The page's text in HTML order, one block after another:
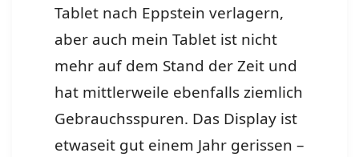
Tablet nach Eppstein verlagern,
aber auch mein Tablet ist nicht
mehr auf dem Stand der Zeit und
hat mittlerweile ebenfalls ziemlich
Gebrauchsspuren. Das Display ist
etwaseit gut einem Jahr gerissen –